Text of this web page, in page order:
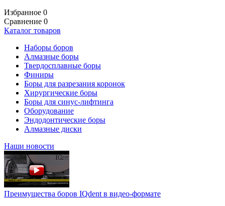
Избранное 0
Сравнение 0
Каталог товаров
Наборы боров
Алмазные боры
Твердосплавные боры
Финиры
Боры для разрезания коронок
Хирургические боры
Боры для синус-лифтинга
Оборудование
Эндодонтические боры
Алмазные диски
Наши новости
Преимущества боров IQdent в видео-формате